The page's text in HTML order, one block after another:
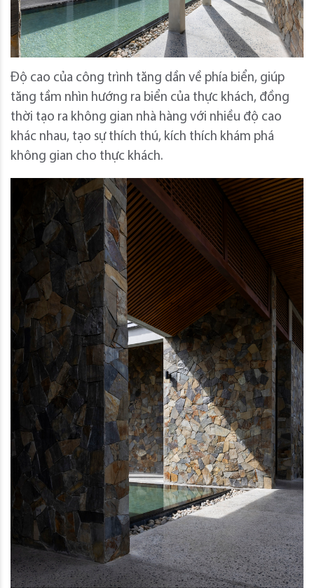
Độ cao của công trình tăng dần về phía biển, giúp
tăng tầm nhìn hướng ra biển của thực khách, đồng
thời tạo ra không gian nhà hàng với nhiều độ cao
khác nhau, tạo sự thích thú, kích thích khám phá
không gian cho thực khách.